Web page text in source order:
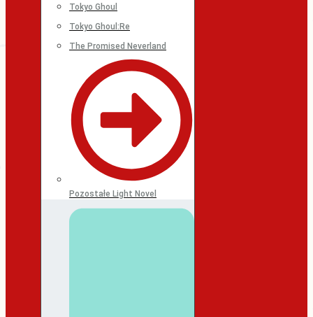
Tokyo Ghoul
Tokyo Ghoul:Re
The Promised Neverland
Pozostałe Light Novel